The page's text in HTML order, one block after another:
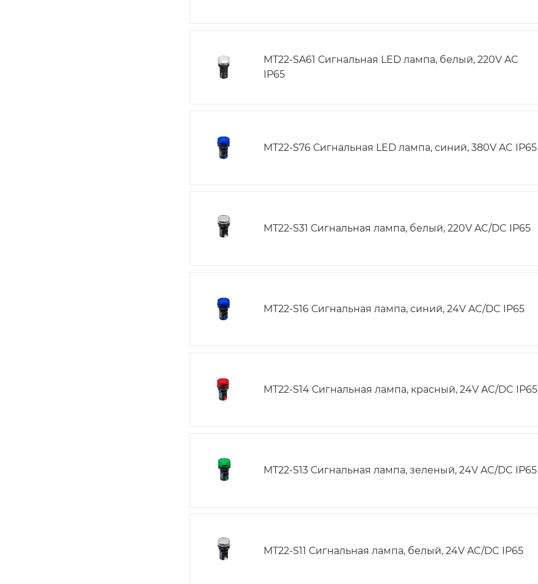
MT22-SA61 Сигнальная LED лампа, белый, 220V AC
IP65
MT22-S76 Сигнальная LED лампа, синий, 380V AC IP65
MT22-S31 Сигнальная лампа, белый, 220V AC/DC IP65
MT22-S16 Сигнальная лампа, синий, 24V AC/DC IP65
MT22-S14 Сигнальная лампа, красный, 24V AC/DC IP65
MT22-S13 Сигнальная лампа, зеленый, 24V AC/DC IP65
MT22-S11 Сигнальная лампа, белый, 24V AC/DC IP65